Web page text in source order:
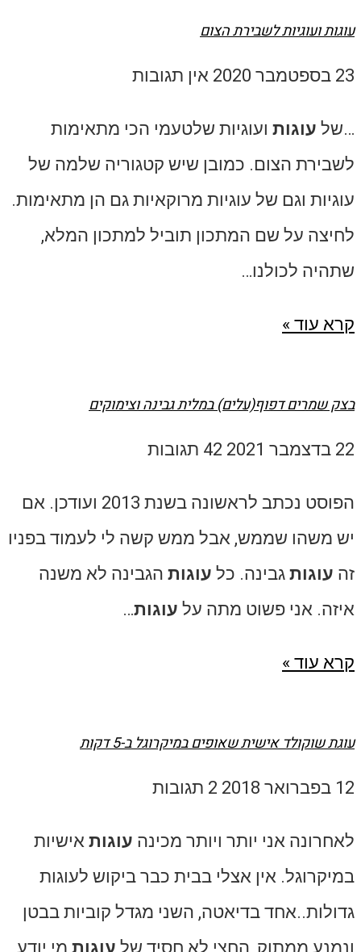
עוגות ועוגיות לשבירת הצום
23 בספטמבר 2020 אין תגובות
…של עוגות ועוגיות שלטעמי הכי מתאימות
לשבירת הצום. כמובן שיש קטגוריה שלמה של
עוגיות וגם של עוגיות מרוקאיות גם הן מתאימות.
לחיצה על שם המתכון תוביל למתכון המלא,
שתהיה לכולנו…
קרא עוד »
בצק שמרים דפוף(עלים) במלית גבינה וצימוקים
22 בדצמבר 2021 42 תגובות
הפוסט נכתב לראשונה בשנת 2013 ועודכן. אם
יש משהו שממש, אבל ממש קשה לי לעמוד בפניו
זה עוגות גבינה. כל עוגות הגבינה לא משנה
איזה. אני פשוט מתה על עוגות…
קרא עוד »
עוגת שוקולד אישית שאופים במיקרוגל ב-5 דקות
12 בפברואר 2018 2 תגובות
לאחרונה אני יותר ויותר מכינה עוגות אישיות
במיקרוגל. אין אצלי בבית כבר ביקוש לעוגות
גדולות..אחד בדיאטה, השני מגדל קוביות בבטן
ונמנע ממתוק, החצי לא חסיד של עוגות מי יודע